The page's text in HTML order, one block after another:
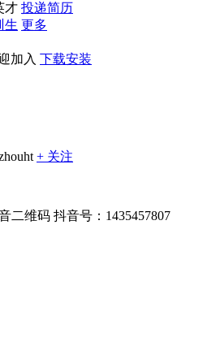
才 投递简历
生 更多
加入 下载安装
+ 关注
抖音号：1435457807